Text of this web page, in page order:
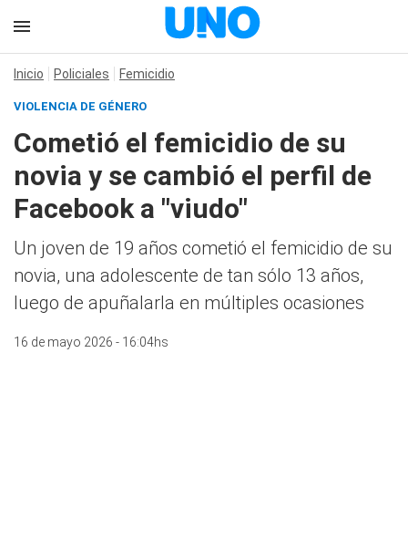
Inicio Policiales Femicidio
VIOLENCIA DE GÉNERO
Cometió el femicidio de su
novia y se cambió el perfil de
Facebook a "viudo"
Un joven de 19 años cometió el femicidio de su
novia, una adolescente de tan sólo 13 años,
luego de apuñalarla en múltiples ocasiones
16 de mayo 2026 - 16:04hs